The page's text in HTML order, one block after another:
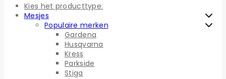
Kies het producttype:
Mesjes
Populaire merken
Gardena
Husqvarna
Kress
Parkside
Stiga